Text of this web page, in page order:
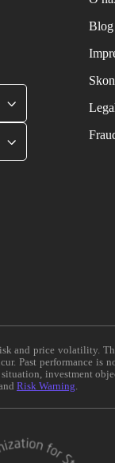
Blog
and price volatility.
Past performance
investment
Risk Warning